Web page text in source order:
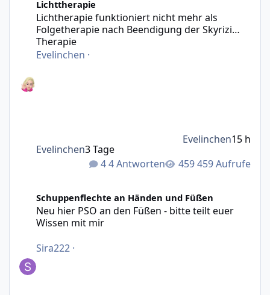
Lichttherapie
Lichtherapie funktioniert nicht mehr als
Folgetherapie nach Beendigung der Skyrizi
Therapie
Evelinchen ·
4 Antworten 459 Aufrufe
Evelinchen3 Tage
Evelinchen15 h
Schuppenflechte an Händen und Füßen
Neu hier PSO an den Füßen - bitte teilt euer
Wissen mit mir
Sira222 ·